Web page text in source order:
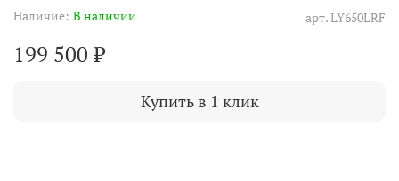
арт.LY650LRF
Наличие: В наличии
199 500 ₽
Купить в 1 клик